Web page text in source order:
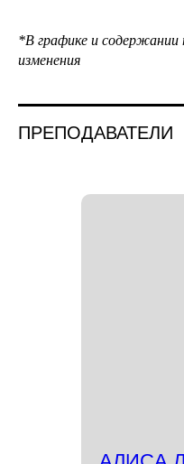
*В графике и
изменения
ПРЕПОДАВАТЕЛИ